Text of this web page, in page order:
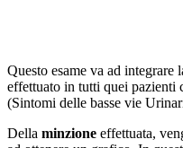
Questo esame va ad integrare
effettuato in tutti quei pazienti
(Sintomi delle basse vie
Della minzione effettuata,